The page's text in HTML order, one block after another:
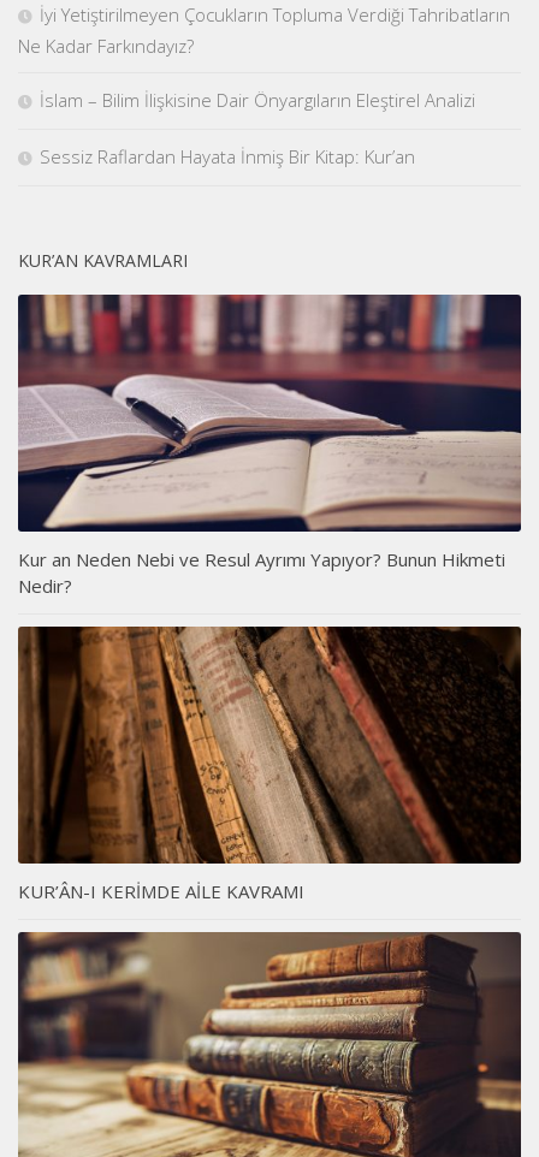
İyi Yetiştirilmeyen Çocukların Topluma Verdiği Tahribatların
Ne Kadar Farkındayız?
İslam – Bilim İlişkisine Dair Önyargıların Eleştirel Analizi
Sessiz Raflardan Hayata İnmiş Bir Kitap: Kur’an
KUR’AN KAVRAMLARI
Kur an Neden Nebi ve Resul Ayrımı Yapıyor? Bunun Hikmeti
Nedir?
KUR’ÂN-I KERİMDE AİLE KAVRAMI